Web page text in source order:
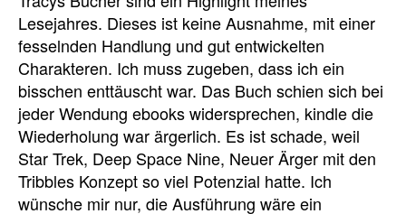
Lesejahres. Dieses ist keine Ausnahme, mit einer
fesselnden Handlung und gut entwickelten
Charakteren. Ich muss zugeben, dass ich ein
bisschen enttäuscht war. Das Buch schien sich bei
jeder Wendung ebooks widersprechen, kindle die
Wiederholung war ärgerlich. Es ist schade, weil
Star Trek, Deep Space Nine, Neuer Ärger mit den
Tribbles Konzept so viel Potenzial hatte. Ich
wünsche mir nur, die Ausführung wäre ein